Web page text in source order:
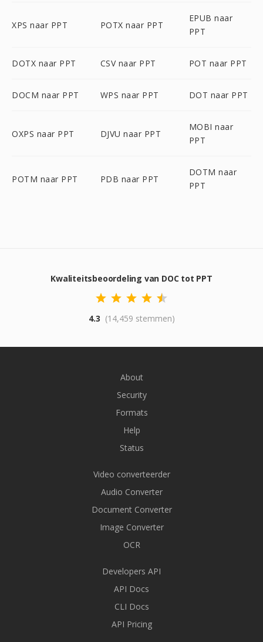
XPS naar PPT POTX naar PPT
EPUB naar
PPT
DOTX naar PPT CSV naar PPT POT naar PPT
DOCM naar PPT WPS naar PPT DOT naar PPT
OXPS naar PPT DJVU naar PPT
MOBI naar
PPT
POTM naar PPT PDB naar PPT
DOTM naar
PPT
Kwaliteitsbeoordeling van DOC tot PPT
4.3 (14,459 stemmen)
About
Security
Formats
Help
Status
Video converteerder
Audio Converter
Document Converter
Image Converter
OCR
Developers API
API Docs
CLI Docs
API Pricing